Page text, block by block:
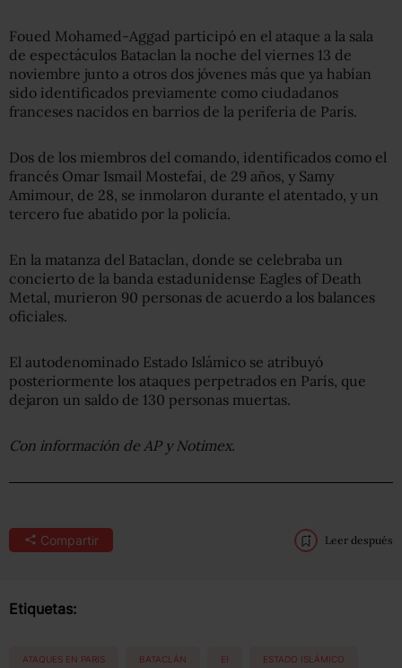
Foued Mohamed-Aggad participó en el ataque a la sala
de espectáculos Bataclan la noche del viernes 13 de
noviembre junto a otros dos jóvenes más que ya habían
sido identificados previamente como ciudadanos
franceses nacidos en barrios de la periferia de París.
Dos de los miembros del comando, identificados como el
francés Omar Ismail Mostefai, de 29 años, y Samy
Amimour, de 28, se inmolaron durante el atentado, y un
tercero fue abatido por la policía.
En la matanza del Bataclan, donde se celebraba un
concierto de la banda estadunidense Eagles of Death
Metal, murieron 90 personas de acuerdo a los balances
oficiales.
El autodenominado Estado Islámico se atribuyó
posteriormente los ataques perpetrados en París, que
dejaron un saldo de 130 personas muertas.
Con información de AP y Notimex.
Compartir Leer después
Etiquetas:
ATAQUES EN PARIS BATACLÁN EI ESTADO ISLÁMICO